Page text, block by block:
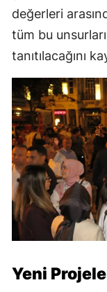
değerleri
tüm bu
tanıtılacağını
Yeni